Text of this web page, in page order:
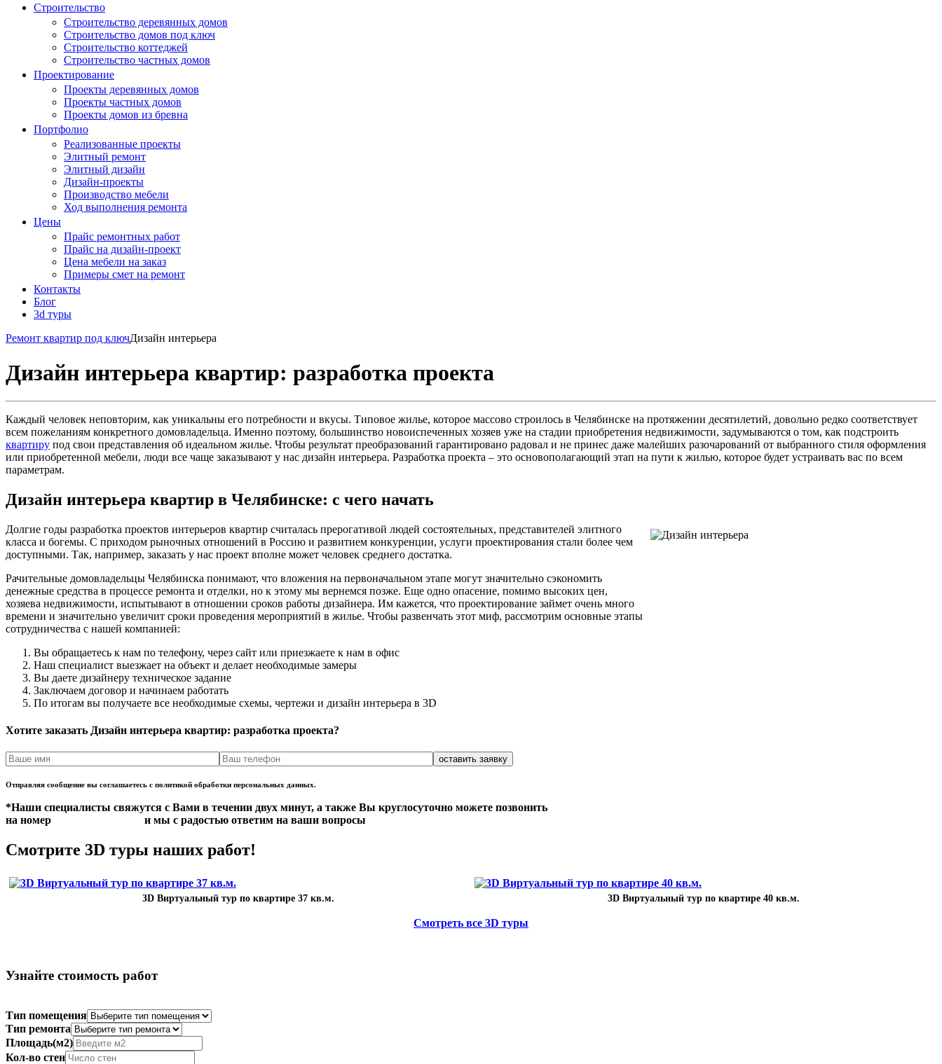
Строительство
Строительство деревянных домов
Строительство домов под ключ
Строительство коттеджей
Строительство частных домов
Проектирование
Проекты деревянных домов
Проекты частных домов
Проекты домов из бревна
Портфолио
Реализованные проекты
Элитный ремонт
Элитный дизайн
Дизайн-проекты
Производство мебели
Ход выполнения ремонта
Цены
Прайс ремонтных работ
Прайс на дизайн-проект
Цена мебели на заказ
Примеры смет на ремонт
Контакты
Блог
3d туры
Ремонт квартир под ключДизайн интерьера
Дизайн интерьера квартир: разработка проекта
Каждый человек неповторим, как уникальны его потребности и вкусы. Типовое жилье, которое массово строилось в Челябинске на протяжении десятилетий, довольно редко соответствует
всем пожеланиям конкретного домовладельца. Именно поэтому, большинство новоиспеченных хозяев уже на стадии приобретения недвижимости, задумываются о том, как подстроить
квартиру под свои представления об идеальном жилье. Чтобы результат преобразований гарантировано радовал и не принес даже малейших разочарований от выбранного стиля оформления
или приобретенной мебели, люди все чаще заказывают у нас дизайн интерьера. Разработка проекта – это основополагающий этап на пути к жилью, которое будет устраивать вас по всем
параметрам.
Дизайн интерьера квартир в Челябинске: с чего начать
Долгие годы разработка проектов интерьеров квартир считалась прерогативой людей состоятельных, представителей элитного
класса и богемы. С приходом рыночных отношений в Россию и развитием конкуренции, услуги проектирования стали более чем
доступными. Так, например, заказать у нас проект вполне может человек среднего достатка.
Рачительные домовладельцы Челябинска понимают, что вложения на первоначальном этапе могут значительно сэкономить
денежные средства в процессе ремонта и отделки, но к этому мы вернемся позже. Еще одно опасение, помимо высоких цен,
хозяева недвижимости, испытывают в отношении сроков работы дизайнера. Им кажется, что проектирование займет очень много
времени и значительно увеличит сроки проведения мероприятий в жилье. Чтобы развенчать этот миф, рассмотрим основные этапы
сотрудничества с нашей компанией:
Вы обращаетесь к нам по телефону, через сайт или приезжаете к нам в офис
Наш специалист выезжает на объект и делает необходимые замеры
Вы даете дизайнеру техническое задание
Заключаем договор и начинаем работать
По итогам вы получаете все необходимые схемы, чертежи и дизайн интерьера в 3D
Хотите заказать Дизайн интерьера квартир: разработка проекта?
Отправляя сообщение вы соглашаетесь с политикой обработки персональных данных.
*Наши специалисты свяжутся с Вами в течении двух минут, а также Вы круглосуточно можете позвонить
на номер
и мы с радостью ответим на ваши вопросы
Смотрите 3D туры наших работ!
3D Виртуальный тур по квартире 37 кв.м. 3D Виртуальный тур по квартире 40 кв.м.
Смотреть все 3D туры
Узнайте стоимость работ
Тип помещения
Тип ремонта
Площадь(м2)
Кол-во стен